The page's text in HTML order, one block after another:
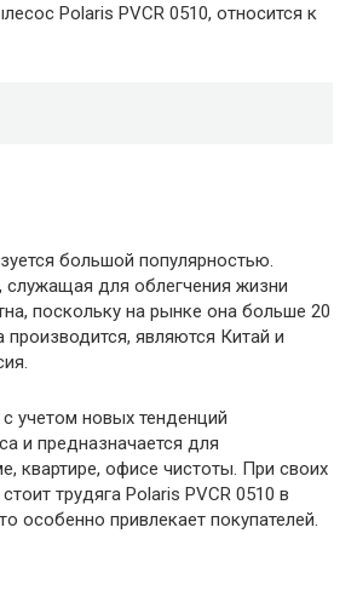
Polaris PVCR 0510, относится к
большой популярностью.
служащая для облегчения жизни
поскольку на рынке она больше 20
производится, являются Китай и
учетом новых тенденций
и предназначается для
квартире, офисе чистоты. При своих
трудяга Polaris PVCR 0510 в
особенно привлекает покупателей.